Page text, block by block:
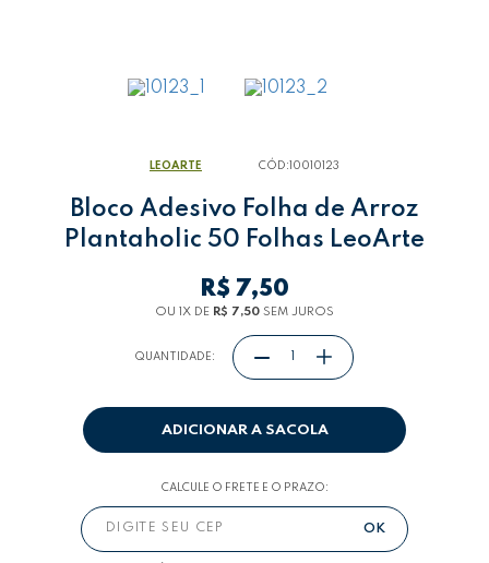
LEOARTE CÓD: 10010123
Bloco Adesivo Folha de Arroz
Plantaholic 50 Folhas LeoArte
R$ 7,50
OU 1X DE R$ 7,50 SEM JUROS
QUANTIDADE:
ADICIONAR A SACOLA
CALCULE O FRETE E O PRAZO: